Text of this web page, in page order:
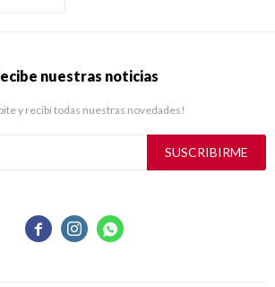
  
nuestras noticias
y recibí todas nuestras novedades!
SUSCRIBIRME